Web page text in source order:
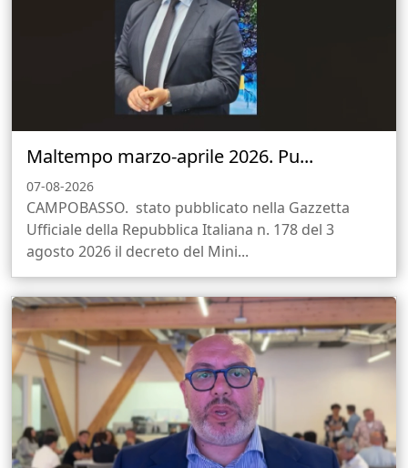
Maltempo marzo-aprile 2026. Pu...
07-08-2026
CAMPOBASSO. stato pubblicato nella Gazzetta
Ufficiale della Repubblica Italiana n. 178 del 3
agosto 2026 il decreto del Mini...